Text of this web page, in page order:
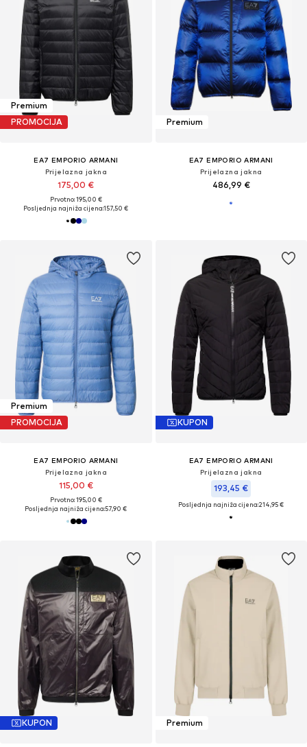
Premium
PROMOCIJA
EA7 EMPORIO ARMANI
Prijelazna jakna
175,00 €
Prvotno: 195,00 €
Posljednja najniža cijena:157,50 €
Premium
EA7 EMPORIO ARMANI
Prijelazna jakna
486,99 €
Premium
PROMOCIJA
EA7 EMPORIO ARMANI
Prijelazna jakna
115,00 €
Prvotno: 195,00 €
Posljednja najniža cijena:57,90 €
KUPON
EA7 EMPORIO ARMANI
Prijelazna jakna
193,45 €
Posljednja najniža cijena:214,95 €
KUPON Premium